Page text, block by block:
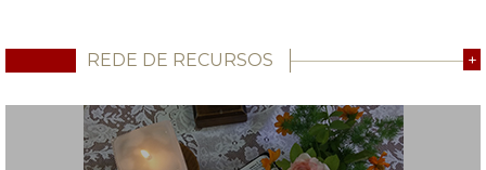
REDE DE RECURSOS +